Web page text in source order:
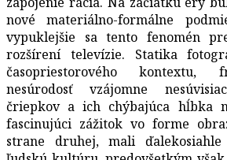
nové materiálno-formálne
vypuklejšie sa tento fenomén
rozšírení televízie. Statika
časopriestorového kontextu,
nesúrodosť vzájomne
čriepkov a ich chýbajúca hĺbka
fascinujúci zážitok vo forme
strane druhej, mali